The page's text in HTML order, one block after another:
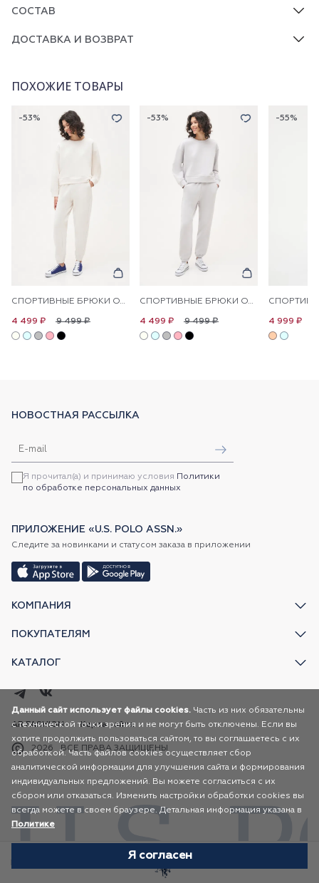
СОСТАВ
ДОСТАВКА И ВОЗВРАТ
ПОХОЖИЕ ТОВАРЫ
-53%
СПОРТИВНЫЕ БРЮКИ ОДНОТОННЫЕ
9 499 ₽
4 499 ₽
-53%
СПОРТИВНЫЕ БРЮКИ ОДНОТОННЫЕ
9 499 ₽
4 499 ₽
-55%
4 999 ₽
КОМПАНИЯ
ПОКУПАТЕЛЯМ
КАТАЛОГ
НОВОСТНАЯ РАССЫЛКА
Я прочитал(а) и принимаю условия Политики
по обработке персональных данных
ПРИЛОЖЕНИЕ «U.S. POLO ASSN.»
Следите за новинками и статусом заказа в приложении
2026 ВСЕ ПРАВА ЗАЩИЩЕНЫ
AR FASHION Карта сайта
Данный сайт использует файлы cookies. Часть из них обязательны
с технической точки зрения и не могут быть отключены. Если вы
хотите продолжить пользоваться сайтом, то вы соглашаетесь с их
обработкой. Часть файлов cookies осуществляет сбор
аналитической информации для улучшения сайта и формирования
индивидуальных предложений. Вы можете согласиться с их
сбором или отказаться. Изменить настройки обработки cookies вы
всегда можете в своем браузере. Детальная информация указана в
Политике
Я согласен